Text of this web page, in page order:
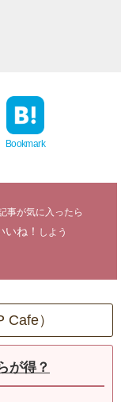
Bookmark
事が気に入ったら
いね！ しよう
）
が得？